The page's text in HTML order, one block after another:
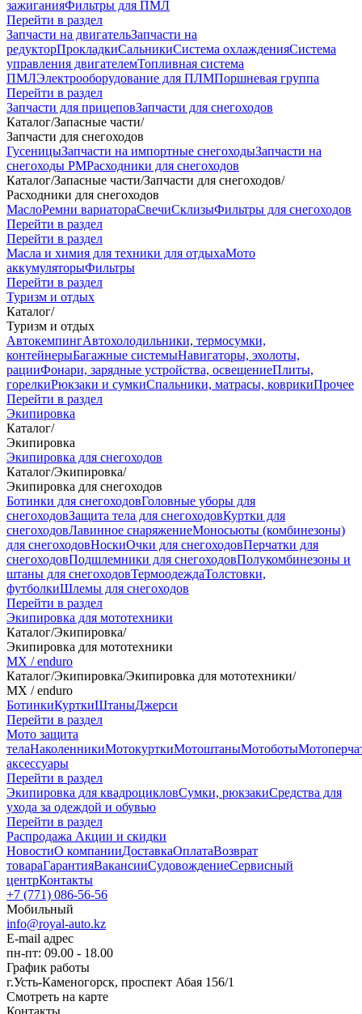
зажиганияФильтры для ПМЛ
Перейти в раздел
Запчасти на двигательЗапчасти на
редукторПрокладкиСальникиСистема охлажденияСистема
управления двигателемТопливная система
ПМЛЭлектрооборудование для ПЛМПоршневая группа
Перейти в раздел
Запчасти для прицеповЗапчасти для снегоходов
Каталог/Запасные части/
Запчасти для снегоходов
ГусеницыЗапчасти на импортные снегоходыЗапчасти на
снегоходы РМРасходники для снегоходов
Каталог/Запасные части/Запчасти для снегоходов/
Расходники для снегоходов
МаслоРемни вариатораСвечиСклизыФильтры для снегоходов
Перейти в раздел
Перейти в раздел
Масла и химия для техники для отдыхаМото
аккумуляторыФильтры
Перейти в раздел
Туризм и отдых
Каталог/
Туризм и отдых
АвтокемпингАвтохолодильники, термосумки,
контейнерыБагажные системыНавигаторы, эхолоты,
рацииФонари, зарядные устройства, освещениеПлиты,
горелкиРюкзаки и сумкиСпальники, матрасы, коврикиПрочее
Перейти в раздел
Экипировка
Каталог/
Экипировка
Экипировка для снегоходов
Каталог/Экипировка/
Экипировка для снегоходов
Ботинки для снегоходовГоловные уборы для
снегоходовЗащита тела для снегоходовКуртки для
снегоходовЛавинное снаряжениеМоносьюты (комбинезоны)
для снегоходовНоскиОчки для снегоходовПерчатки для
снегоходовПодшлемники для снегоходовПолукомбинезоны и
штаны для снегоходовТермоодеждаТолстовки,
футболкиШлемы для снегоходов
Перейти в раздел
Экипировка для мототехники
Каталог/Экипировка/
Экипировка для мототехники
MX / enduro
Каталог/Экипировка/Экипировка для мототехники/
MX / enduro
БотинкиКурткиШтаныДжерси
Перейти в раздел
Мото защита
телаНаколенникиМотокурткиМотоштаныМотоботы
аксессуары
Перейти в раздел
Экипировка для квадроцикловСумки, рюкзакиСредства для
ухода за одеждой и обувью
Перейти в раздел
Распродажа Акции и скидки
НовостиО компанииДоставкаОплатаВозврат
товараГарантияВакансииСудовождениеСервисный
центрКонтакты
+7 (771) 086-56-56
Мобильный
info@royal-auto.kz
E-mail адрес
пн-пт: 09.00 - 18.00
График работы
г.Усть-Каменогорск, проспект Абая 156/1
Смотреть на карте
Контакты